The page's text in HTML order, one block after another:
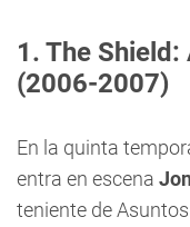
1. The
(2006-2007)
En la quinta
entra en escena
teniente de